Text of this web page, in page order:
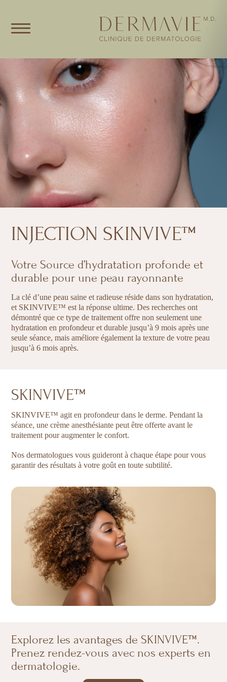
INJECTION SKINVIVE™
Votre Source d’hydratation profonde et
durable pour une peau rayonnante
La clé d’une peau saine et radieuse réside dans son hydratation,
et SKINVIVE™ est la réponse ultime. Des recherches ont
démontré que ce type de traitement offre non seulement une
hydratation en profondeur et durable jusqu’à 9 mois après une
seule séance, mais améliore également la texture de votre peau
jusqu’à 6 mois après.
SKINVIVE™
SKINVIVE™ agit en profondeur dans le derme. Pendant la
séance, une crème anesthésiante peut être offerte avant le
traitement pour augmenter le confort.
Nos dermatologues vous guideront à chaque étape pour vous
garantir des résultats à votre goût en toute subtilité.
Explorez les avantages de SKINVIVE™.
Prenez rendez-vous avec nos experts en
dermatologie.